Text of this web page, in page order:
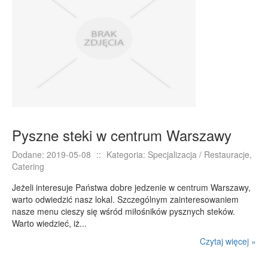
PRZYRZĄDY
Części Samochodowe
Usługi Motoryzacyjne
Salony, Komisy
POPULARYZACJA
Agencje Reklamowe
Pyszne steki w centrum Warszawy
Dodane: 2019-05-08 :: Kategoria: Specjalizacja / Restauracje,
Catering
Jeżeli interesuje Państwa dobre jedzenie w centrum Warszawy,
warto odwiedzić nasz lokal. Szczególnym zainteresowaniem
nasze menu cieszy się wśród miłośników pysznych steków.
Warto wiedzieć, iż...
Czytaj więcej »